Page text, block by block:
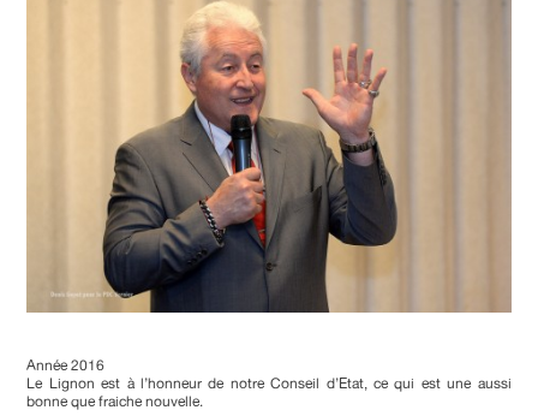
Année 2016
Le Lignon est à l’honneur de notre Conseil d’Etat, ce qui est une aussi
bonne que fraiche nouvelle.